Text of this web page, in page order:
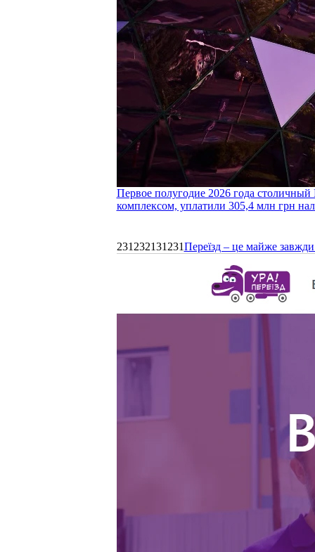
Первое полугодие 2026 года
комплексом, уплатили 305,4 млн грн
231232131231Переїзд – це майже